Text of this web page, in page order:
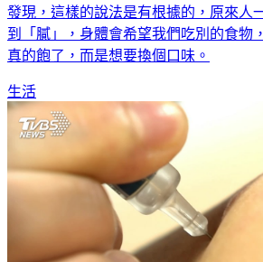
發現，這樣的說法是有根據的，原來人
到「膩」，身體會希望我們吃別的食物
真的飽了，而是想要換個口味。
生活